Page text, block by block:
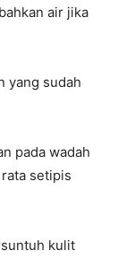
air jika
yang sudah
pada wadah
setipis
kulit